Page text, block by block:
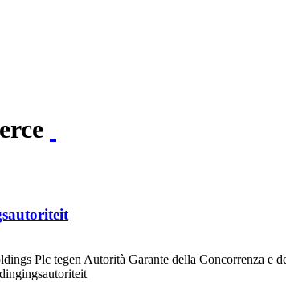
Plc tegen Autorità Garante della Concorrenza e